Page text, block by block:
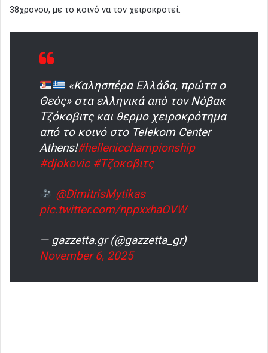
38χρονου, με το κοινό να τον χειροκροτεί.
«Καλησπέρα Ελλάδα, πρώτα ο
Θεός» στα ελληνικά από τον Νόβακ
Τζόκοβιτς και θερμο χειροκρότημα
από το κοινό στο Telekom Center
Athens!#hellenicchampionship
#djokovic #Τζοκοβιτς
@DimitrisMytikas
pic.twitter.com/nppxxhaOVW
— gazzetta.gr (@gazzetta_gr)
November 6, 2025